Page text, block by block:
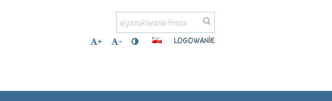
+ - LOGOWANIE